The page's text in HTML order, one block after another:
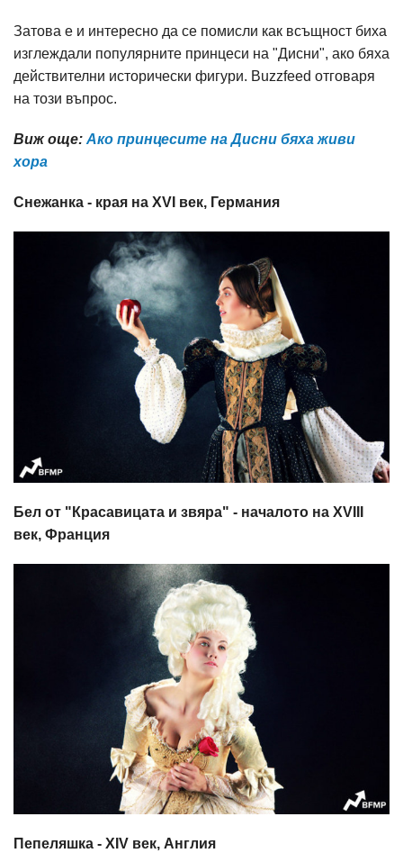
Затова е и интересно да се помисли как всъщност биха
изглеждали популярните принцеси на "Дисни", ако бяха
действителни исторически фигури. Buzzfeed отговаря
на този въпрос.
Виж още: Ако принцесите на Дисни бяха живи
хора
Снежанка - края на XVI век, Германия
Бел от "Красавицата и звяра" - началото на XVIII
век, Франция
Пепеляшка - XIV век, Англия